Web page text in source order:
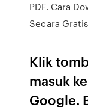
PDF. Cara
Secara
Klik
masuk
Google.